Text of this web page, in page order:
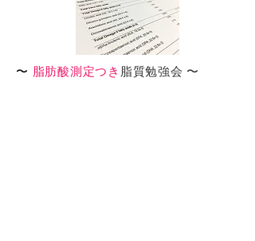
〜 脂肪酸測定つき 脂質勉強会 〜